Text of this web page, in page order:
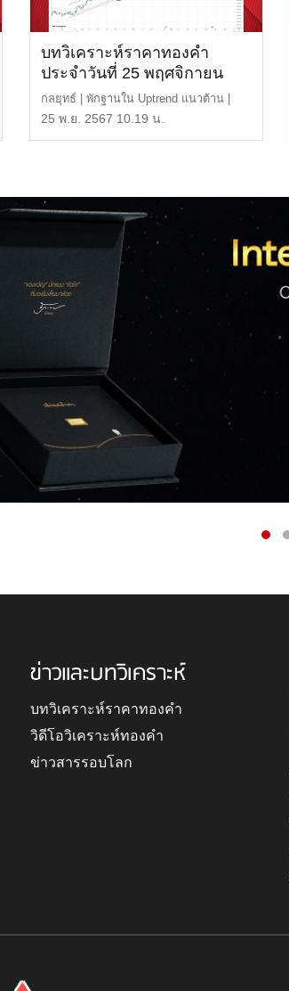
บทวิเคราะห์ราคาทองคำ
ประจำวันที่ 25 พฤศจิกายน
2567
กลยุทธ์ | พักฐานใน Uptrend แนวต้าน |
$2,740 หรือ 44,2 […]
25 พ.ย. 2567 10.19 น.
ข่าวและบทวิเคราะห์
บทวิเคราะห์ราคาทองคำ
วิดีโอวิเคราะห์ทองคำ
ข่าวสารรอบโลก